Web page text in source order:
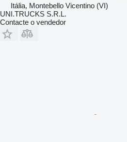
Itália, Montebello Vicentino (VI)
UNI.TRUCKS S.R.L.
Contacte o vendedor